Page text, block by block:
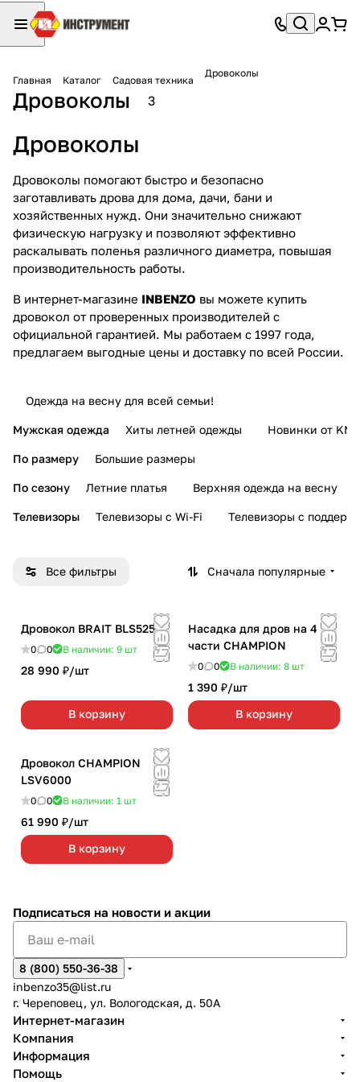
Главная Каталог Садовая техника
Дровоколы
Дровоколы 3
Дровоколы
Дровоколы помогают быстро и безопасно
заготавливать дрова для дома, дачи, бани и
хозяйственных нужд. Они значительно снижают
физическую нагрузку и позволяют эффективно
раскалывать поленья различного диаметра, повышая
производительность работы.
В интернет-магазине INBENZO вы можете купить
дровокол от проверенных производителей с
официальной гарантией. Мы работаем с 1997 года,
предлагаем выгодные цены и доставку по всей России.
Одежда на весну для всей семьи!
Мужская одежда Хиты летней одежды Новинки от KMI
По размеру Большие размеры
По сезону Летние платья Верхняя одежда на весну
Телевизоры Телевизоры с Wi-Fi Телевизоры с
Все фильтры Сначала популярные
Дровокол BRAIT BLS525S
0 0 В наличии: 9 шт
28 990 ₽/шт
В корзину
Насадка для дров на 4
части CHAMPION
0 0 В наличии: 8 шт
1 390 ₽/шт
В корзину
Дровокол CHAMPION
LSV6000
0 0 В наличии: 1 шт
61 990 ₽/шт
В корзину
Подписаться на новости и акции
8 (800) 550-36-38
inbenzo35@list.ru
г. Череповец, ул. Вологодская, д. 50А
Интернет-магазин
Компания
Информация
Помощь